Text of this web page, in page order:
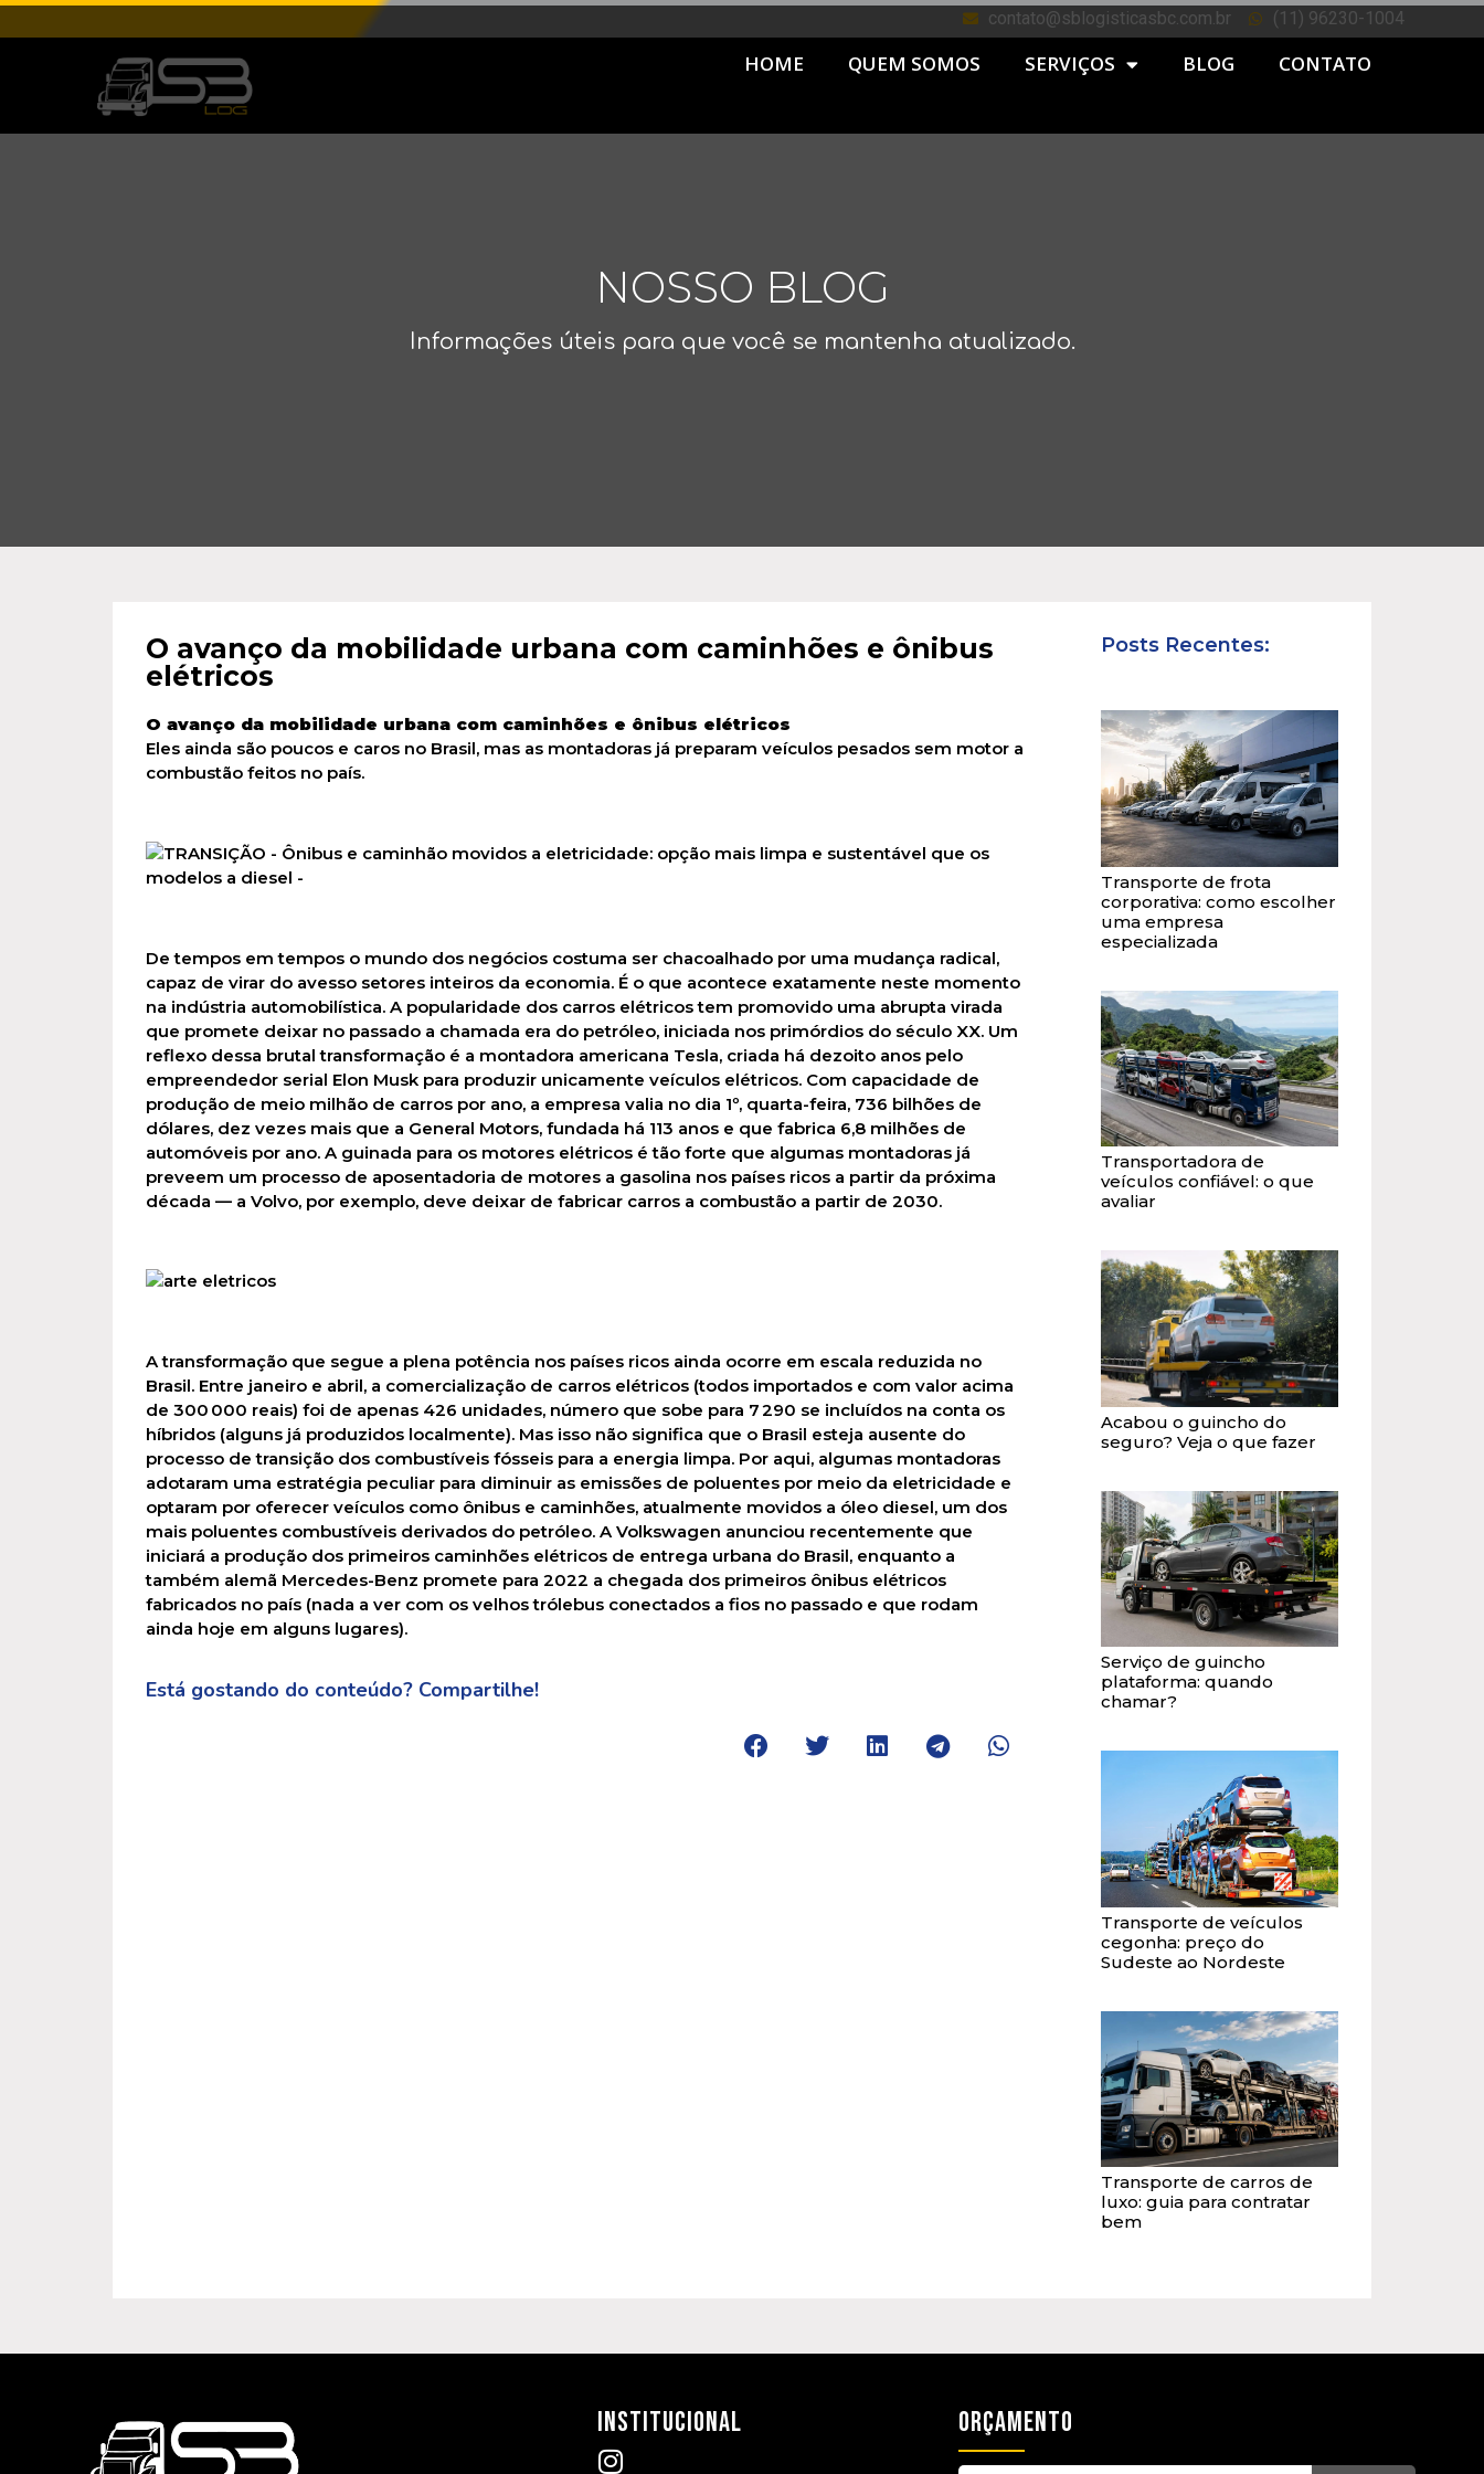
contato@sblogisticasbc.com.br (11) 96230-1004
HOME QUEM SOMOS SERVIÇOS BLOG CONTATO
NOSSO BLOG
Informações úteis para que você se mantenha atualizado.
O avanço da mobilidade urbana com caminhões e ônibus
elétricos
O avanço da mobilidade urbana com caminhões e ônibus elétricos
Eles ainda são poucos e caros no Brasil, mas as montadoras já preparam veículos pesados sem motor a
combustão feitos no país.
De tempos em tempos o mundo dos negócios costuma ser chacoalhado por uma mudança radical,
capaz de virar do avesso setores inteiros da economia. É o que acontece exatamente neste momento
na indústria automobilística. A popularidade dos carros elétricos tem promovido uma abrupta virada
que promete deixar no passado a chamada era do petróleo, iniciada nos primórdios do século XX. Um
reflexo dessa brutal transformação é a montadora americana Tesla, criada há dezoito anos pelo
empreendedor serial Elon Musk para produzir unicamente veículos elétricos. Com capacidade de
produção de meio milhão de carros por ano, a empresa valia no dia 1º, quarta-feira, 736 bilhões de
dólares, dez vezes mais que a General Motors, fundada há 113 anos e que fabrica 6,8 milhões de
automóveis por ano. A guinada para os motores elétricos é tão forte que algumas montadoras já
preveem um processo de aposentadoria de motores a gasolina nos países ricos a partir da próxima
década — a Volvo, por exemplo, deve deixar de fabricar carros a combustão a partir de 2030.
A transformação que segue a plena potência nos países ricos ainda ocorre em escala reduzida no
Brasil. Entre janeiro e abril, a comercialização de carros elétricos (todos importados e com valor acima
de 300 000 reais) foi de apenas 426 unidades, número que sobe para 7 290 se incluídos na conta os
híbridos (alguns já produzidos localmente). Mas isso não significa que o Brasil esteja ausente do
processo de transição dos combustíveis fósseis para a energia limpa. Por aqui, algumas montadoras
adotaram uma estratégia peculiar para diminuir as emissões de poluentes por meio da eletricidade e
optaram por oferecer veículos como ônibus e caminhões, atualmente movidos a óleo diesel, um dos
mais poluentes combustíveis derivados do petróleo. A Volkswagen anunciou recentemente que
iniciará a produção dos primeiros caminhões elétricos de entrega urbana do Brasil, enquanto a
também alemã Mercedes-­Benz promete para 2022 a chegada dos primeiros ônibus elétricos
fabricados no país (nada a ver com os velhos trólebus conectados a fios no passado e que rodam
ainda hoje em alguns lugares).
Está gostando do conteúdo? Compartilhe!
Posts Recentes:
Transporte de frota
corporativa: como escolher
uma empresa
especializada
Transportadora de
veículos confiável: o que
avaliar
Acabou o guincho do
seguro? Veja o que fazer
Serviço de guincho
plataforma: quando
chamar?
Transporte de veículos
cegonha: preço do
Sudeste ao Nordeste
Transporte de carros de
luxo: guia para contratar
bem
INSTITUCIONAL ORÇAMENTO